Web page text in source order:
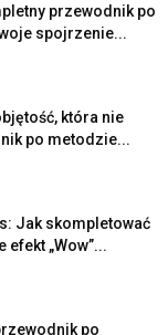
przewodnik po
spojrzenie...
która nie
po metodzie...
Jak skompletować
„Wow”...
po